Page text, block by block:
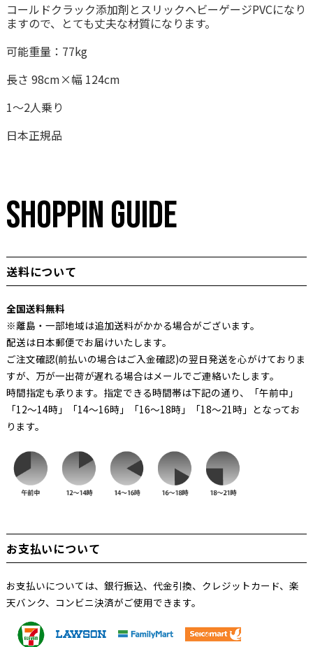
コールドクラック添加剤とスリックヘビーゲージPVCになり
ますので、とても丈夫な材質になります。
可能重量：77kg
長さ 98cm×幅 124cm
1～2人乗り
日本正規品
SHOPPIN GUIDE
送料について
全国送料無料
※離島・一部地域は追加送料がかかる場合がございます。
配送は日本郵便でお届けいたします。
ご注文確認(前払いの場合はご入金確認)の翌日発送を心がけておりま
すが、万が一出荷が遅れる場合はメールでご連絡いたします。
時間指定も承ります。指定できる時間帯は下記の通り、「午前中」
「12～14時」「14～16時」「16～18時」「18～21時」となってお
ります。
お支払いについて
お支払いについては、銀行振込、代金引換、クレジットカード、楽
天バンク、コンビニ決済がご使用できます。